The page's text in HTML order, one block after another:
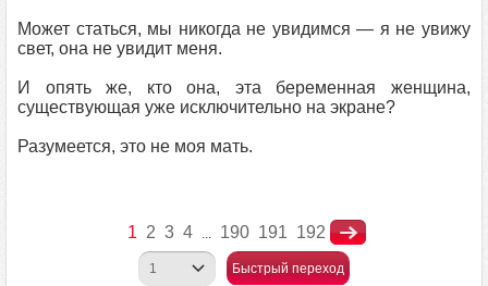
Может статься, мы никогда не увидимся — я не увижу
свет, она не увидит меня.
И опять же, кто она, эта беременная женщина,
существующая уже исключительно на экране?
Разумеется, это не моя мать.
1 2 3 4 ... 190 191 192
Быстрый переход